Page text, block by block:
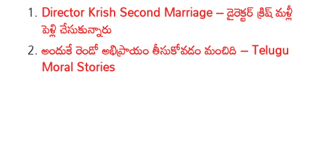
Director Krish Second Marriage – డైరెక్టర్ క్రిష్ మళ్లీ
పెళ్లి చేసుకున్నారు
అందుకే రెండో అభిప్రాయం తీసుకోవడం మంచిది – Telugu
Moral Stories